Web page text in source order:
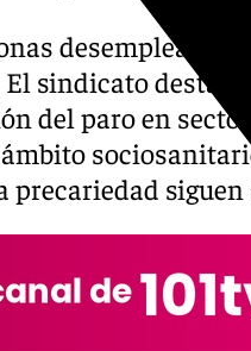
desempleadas,
El sindicato
del paro en
ámbito
precariedad